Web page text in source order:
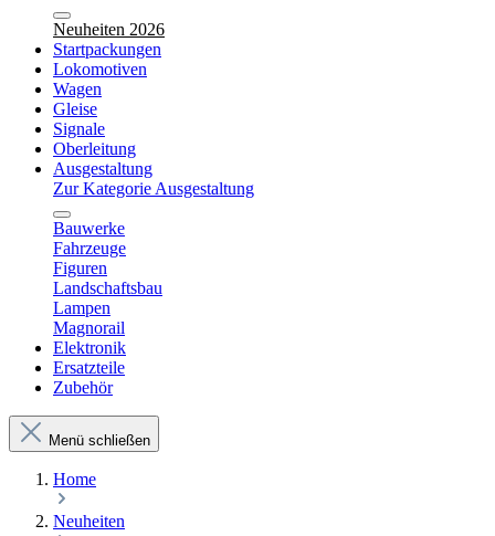
Neuheiten 2026
Startpackungen
Lokomotiven
Wagen
Gleise
Signale
Oberleitung
Ausgestaltung
Zur Kategorie Ausgestaltung
Bauwerke
Fahrzeuge
Figuren
Landschaftsbau
Lampen
Magnorail
Elektronik
Ersatzteile
Zubehör
Menü schließen
Home
Neuheiten